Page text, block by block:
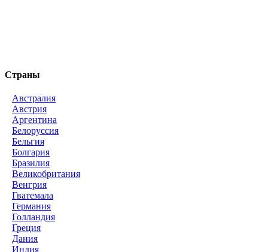
Страны
Австралия
Австрия
Аргентина
Белоруссия
Бельгия
Болгария
Бразилия
Великобритания
Венгрия
Гватемала
Германия
Голландия
Греция
Дания
Индия